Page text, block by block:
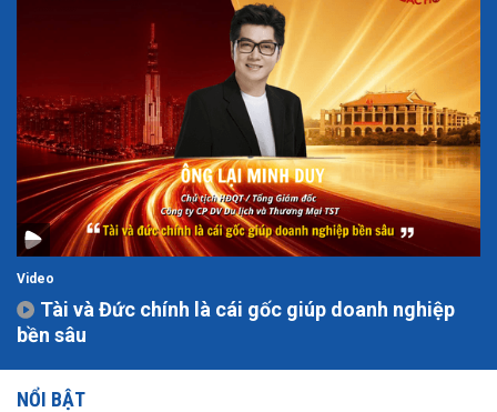
Video
Tài và Đức chính là cái gốc giúp doanh nghiệp
bền sâu
NỔI BẬT